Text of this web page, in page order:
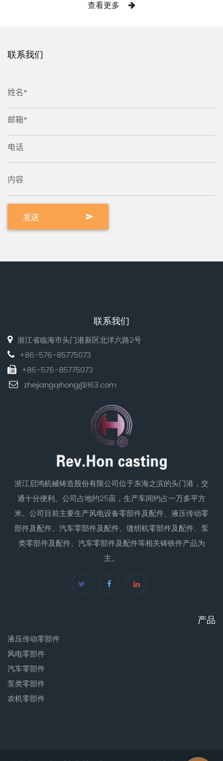
查看更多
联系我们
姓名*
邮箱*
电话
内容
联系我们
浙江省临海市头门港新区北洋六路2号
+86-576-85775073
+86-576-85775073
zhejiangqihong@163.com
浙江启鸿机械铸造股份有限公司位于东海之滨的头门港，交
通十分便利。公司占地约25亩，生产车间约占一万多平方
米。公司目前主要生产风电设备零部件及配件、液压传动零
部件及配件、汽车零部件及配件、缝纫机零部件及配件、泵
类零部件及配件、汽车零部件及配件等相关铸铁件产品为
主。
产品
液压传动零部件
风电零部件
汽车零部件
泵类零部件
农机零部件